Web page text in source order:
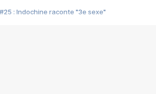
#25 : Indochine raconte "3e sexe"